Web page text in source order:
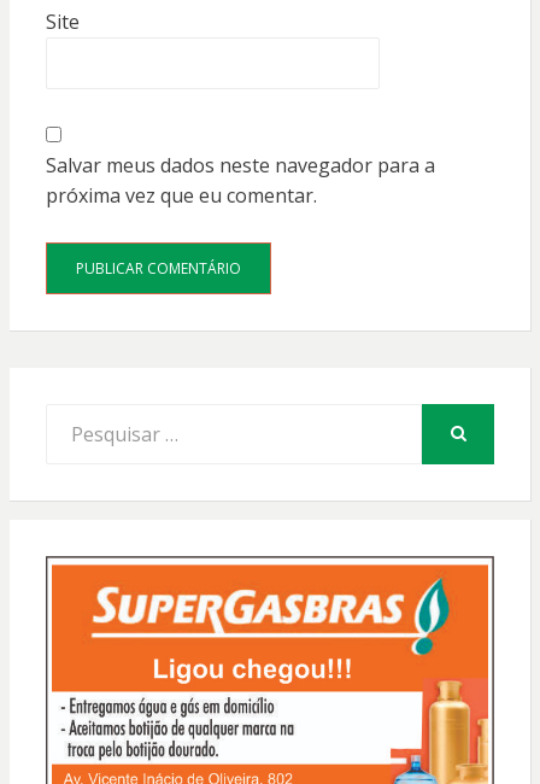
Site
Salvar meus dados neste navegador para a
próxima vez que eu comentar.
por: